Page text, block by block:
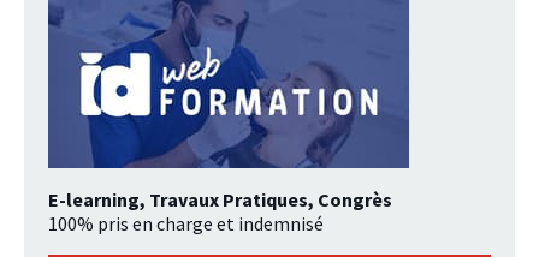
E-learning, Travaux Pratiques, Congrès
100% pris en charge et indemnisé